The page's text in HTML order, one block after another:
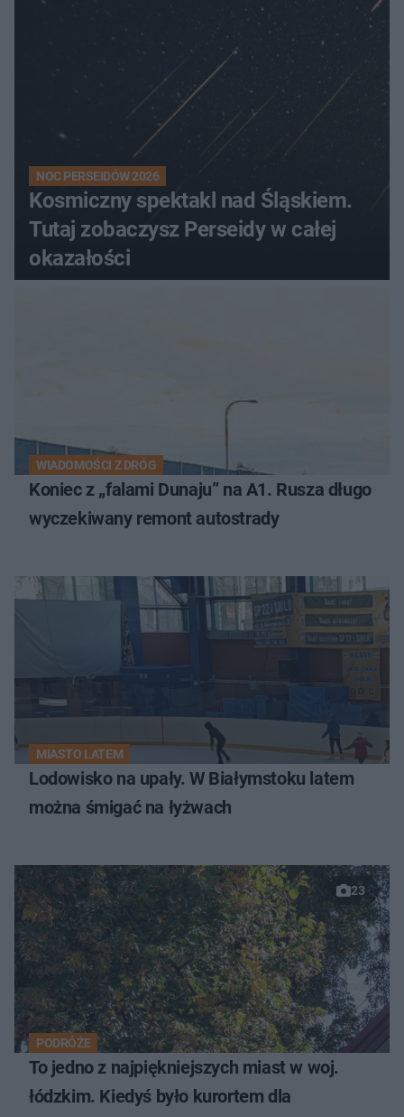
NOC PERSEIDÓW 2026
Kosmiczny spektakl nad Śląskiem.
Tutaj zobaczysz Perseidy w całej
okazałości
WIADOMOŚCI Z DRÓG
Koniec z „falami Dunaju” na A1. Rusza długo
wyczekiwany remont autostrady
MIASTO LATEM
Lodowisko na upały. W Białymstoku latem
można śmigać na łyżwach
23
PODRÓŻE
To jedno z najpiękniejszych miast w woj.
łódzkim. Kiedyś było kurortem dla